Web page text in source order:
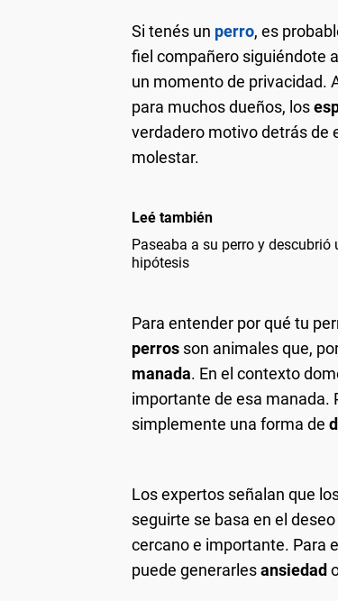
Si tenés un perro, es
fiel compañero siguiéndote al
un momento de privacidad.
para muchos dueños, los
verdadero motivo detrás de
molestar.
Leé también
Paseaba a su perro y
hipótesis
Para entender por qué tu
perros son animales que,
manada. En el contexto
importante de esa manada.
simplemente una forma de
Los expertos señalan que
seguirte se basa en el deseo
cercano e importante. Para
puede generarlesansiedad